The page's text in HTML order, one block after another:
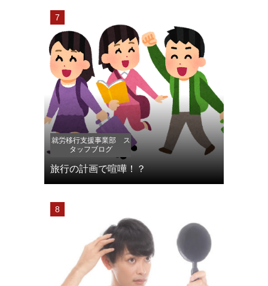
就労移行支援事業部 ス
タッフブログ
旅行の計画で喧嘩！？